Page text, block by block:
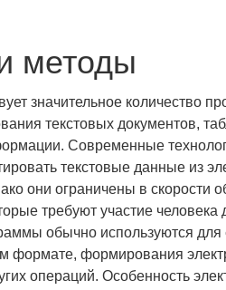
методы
значительное количество
текстовых документов,
Современные
текстовые данные из
они ограничены в скорости
требуют участие человека
обычно используются для
формате, формирования
операций. Особенность